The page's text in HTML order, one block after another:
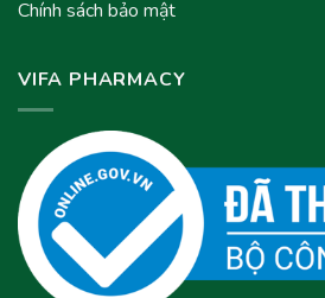
Chính sách bảo mật
VIFA PHARMACY